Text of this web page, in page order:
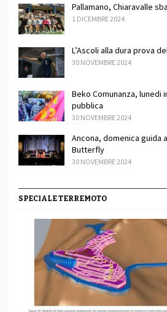
Pallamano, Chiaravalle
1 DICEMBRE 2024
L’Ascoli alla dura prova
30 NOVEMBRE 2024
Beko Comunanza, lunedi
pubblica
30 NOVEMBRE 2024
Ancona, domenica guida
Butterfly
30 NOVEMBRE 2024
SPECIALE TERREMOTO